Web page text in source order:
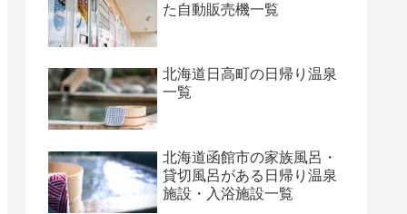
た自動販売機一覧
北海道日高町の日帰り温泉
一覧
北海道函館市の家族風呂・
貸切風呂がある日帰り温泉
施設・入浴施設一覧